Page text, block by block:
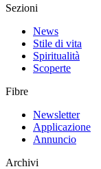
Sezioni
News
Stile di vita
Spiritualità
Scoperte
Fibre
Newsletter
Applicazione
Annuncio
Archivi